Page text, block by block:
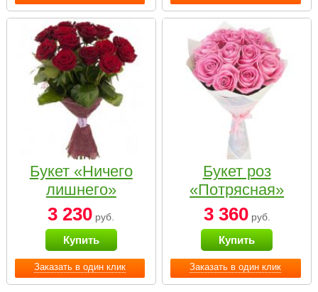
Заказать в один клик
Букет «Ничего
лишнего»
3 230 руб.
Купить
Заказать в один клик
Букет роз
«Потрясная»
3 360руб.
Купить